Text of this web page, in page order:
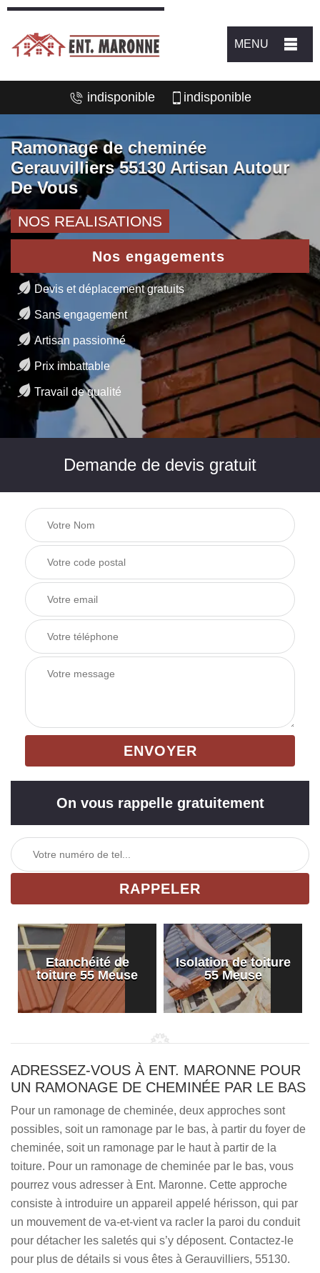
MENU
indisponible indisponible
Ramonage de cheminée
Gerauvilliers 55130 Artisan Autour
De Vous
NOS REALISATIONS
Nos engagements
Devis et déplacement gratuits
Sans engagement
Artisan passionné
Prix imbattable
Travail de qualité
Demande de devis gratuit
On vous rappelle gratuitement
Etanchéité de
toiture 55 Meuse
Isolation de toiture
55 Meuse
ADRESSEZ-VOUS À ENT. MARONNE POUR
UN RAMONAGE DE CHEMINÉE PAR LE BAS
Pour un ramonage de cheminée, deux approches sont
possibles, soit un ramonage par le bas, à partir du foyer de
cheminée, soit un ramonage par le haut à partir de la
toiture. Pour un ramonage de cheminée par le bas, vous
pourrez vous adresser à Ent. Maronne. Cette approche
consiste à introduire un appareil appelé hérisson, qui par
un mouvement de va-et-vient va racler la paroi du conduit
pour détacher les saletés qui s’y déposent. Contactez-le
pour plus de détails si vous êtes à Gerauvilliers, 55130.